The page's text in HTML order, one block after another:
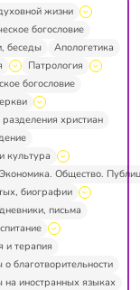
жизни
богословие
беседы
Апологетика
Патрология
богословие
разделения христиан
культура
Общество.
биографии
письма
и терапия
благотворительности
на иностранных языках